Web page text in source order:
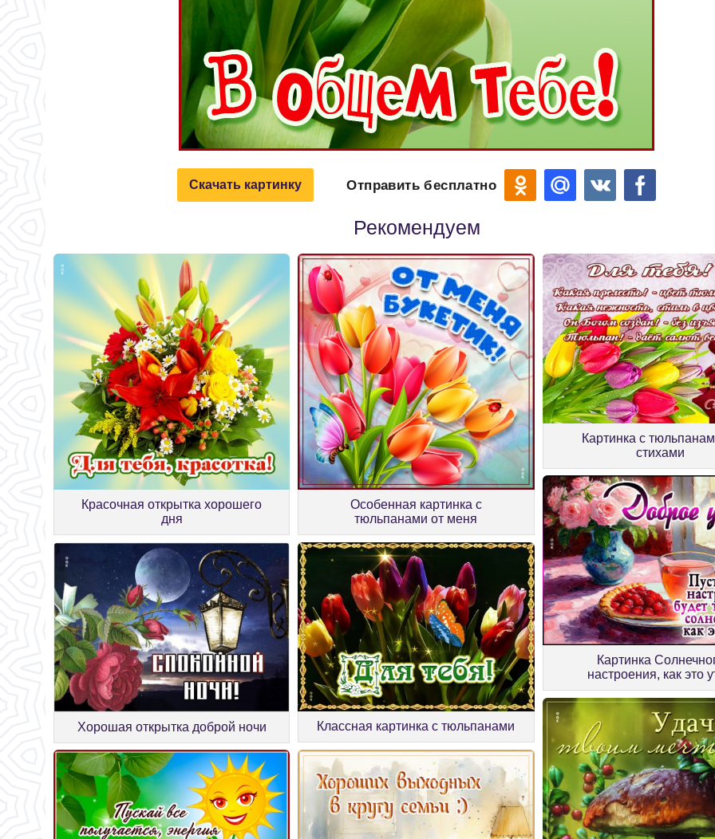
Скачать картинку Отправить бесплатно
Рекомендуем
Красочная открытка хорошего
дня
Особенная картинка с
тюльпанами от меня
Картинка с
стихами
Хорошая открытка доброй ночи Классная картинка с тюльпанами
Картинка
настроения, как это